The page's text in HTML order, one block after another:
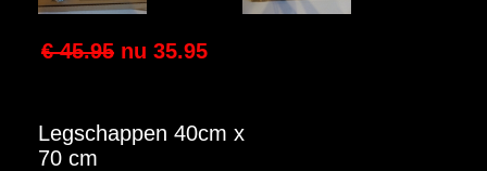
€ 45.95 nu 35.95
Legschappen 40cm x
70 cm